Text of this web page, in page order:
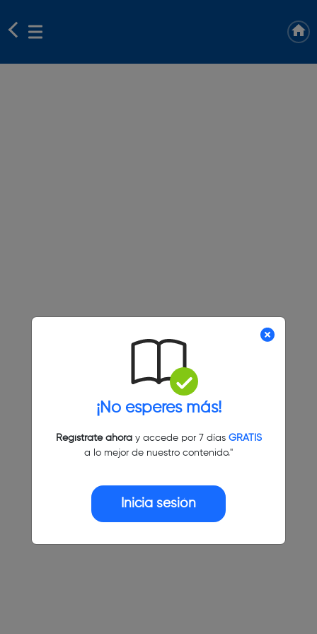
¡No esperes más!
Regístrate ahoray accede por 7 días GRATIS
a lo mejor de nuestro contenido."
Inicia sesión